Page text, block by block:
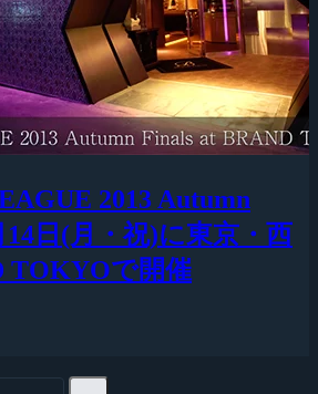
2013 Autumn
日(月・祝)に東京・西
TOKYOで開催